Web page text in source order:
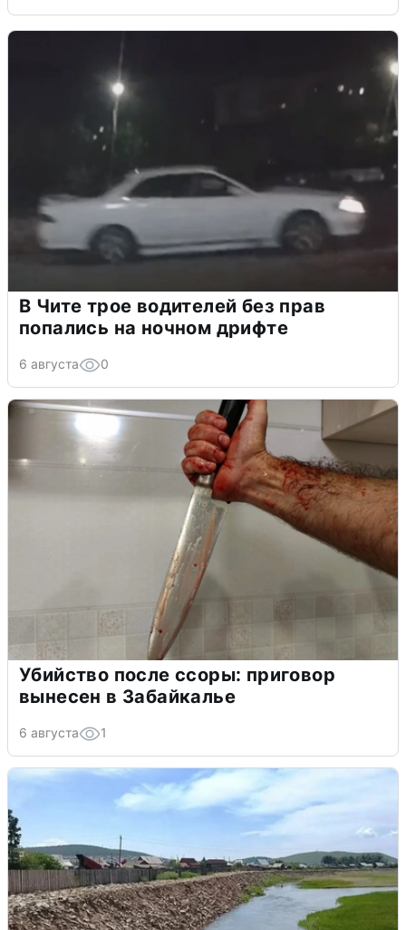
В Чите трое водителей без прав
попались на ночном дрифте
6 августа 0
Убийство после ссоры: приговор
вынесен в Забайкалье
6 августа 1